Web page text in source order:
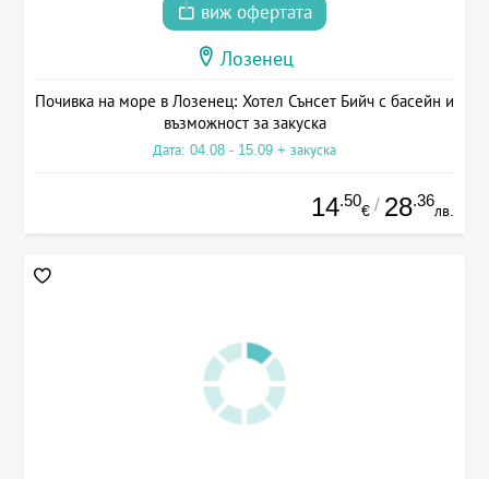
виж офертата
Лозенец
Почивка на море в Лозенец: Хотел Сънсет Бийч с басейн и
възможност за закуска
Дата: 04.08 - 15.09 + закуска
14.50
€ / 28.36
лв.